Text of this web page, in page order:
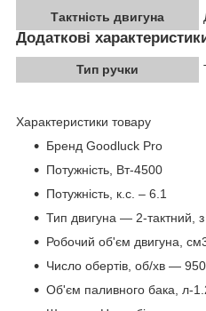
Тактність двигуна
Додаткові
Тип ручки
Характеристики товару
Бренд Goodluck Pro
Потужність, Вт-4500
Потужність, к.с. – 6.1
Тип двигуна — 2-тактний,
Робочий об'єм двигуна,
Число обертів, об/хв —
Об'єм паливного бака, л-